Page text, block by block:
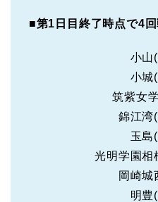
■第1日目終了時点で4
小山
小城
筑紫女
錦江湾
玉島
光明学園相
岡崎城
明豊